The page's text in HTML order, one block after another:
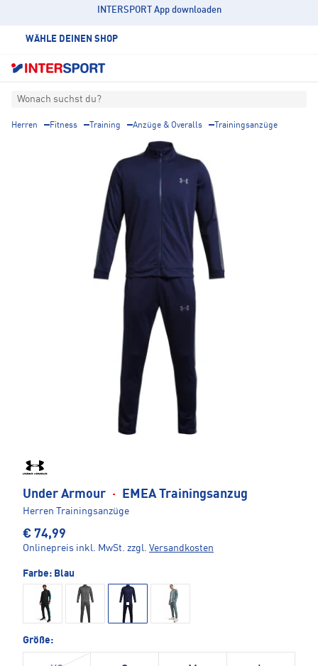
INTERSPORT App downloaden
WÄHLE DEINEN SHOP
Wonach suchst du?
Herren Fitness Training Anzüge & Overalls Trainingsanzüge
Under Armour · EMEA Trainingsanzug
Herren Trainingsanzüge
€ 74,99
Onlinepreis inkl. MwSt. zzgl. Versandkosten
Farbe: Blau
Größe: